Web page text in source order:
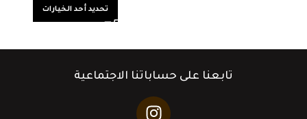
تحديد أحد الخيارات
تابعنا على حساباتنا الاجتماعية